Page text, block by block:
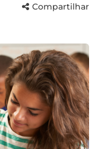
Compartilhar